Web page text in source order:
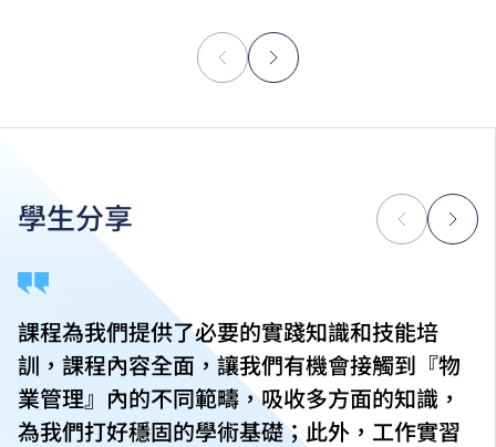
學生分享
課程為我們提供了必要的實踐知識和技能培
訓，課程內容全面，讓我們有機會接觸到『物
業管理』內的不同範疇，吸收多方面的知識，
為我們打好穩固的學術基礎；此外，工作實習